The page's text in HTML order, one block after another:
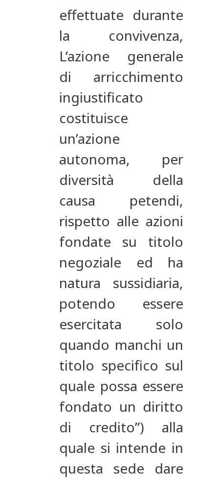
effettuate durante
la convivenza,
L’azione generale
di arricchimento
ingiustificato
costituisce
un’azione
autonoma, per
diversità della
causa petendi,
rispetto alle azioni
fondate su titolo
negoziale ed ha
natura sussidiaria,
potendo essere
esercitata solo
quando manchi un
titolo specifico sul
quale possa essere
fondato un diritto
di credito”) alla
quale si intende in
questa sede dare